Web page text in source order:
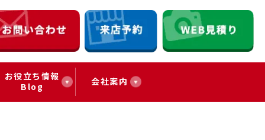
お役立ち情報
Blog
会社案内